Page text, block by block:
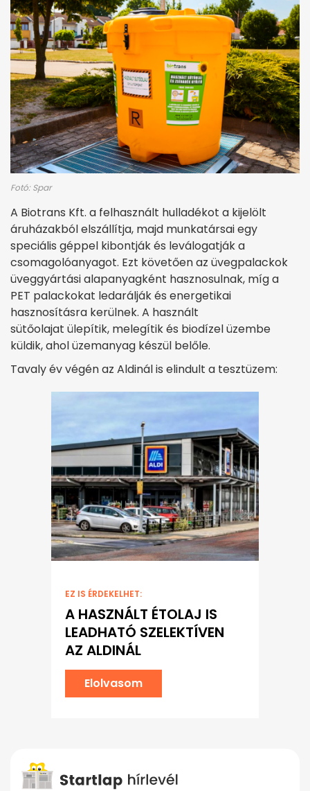
Fotó: Spar
A Biotrans Kft. a felhasznált hulladékot a kijelölt
áruházakból elszállítja, majd munkatársai egy
speciális géppel kibontják és leválogatják a
csomagolóanyagot. Ezt követően az üvegpalackok
üveggyártási alapanyagként hasznosulnak, míg a
PET palackokat ledarálják és energetikai
hasznosításra kerülnek. A használt
sütőolajat ülepítik, melegítik és biodízel üzembe
küldik, ahol üzemanyag készül belőle.
Tavaly év végén az Aldinál is elindult a tesztüzem:
EZ IS ÉRDEKELHET:
A HASZNÁLT ÉTOLAJ IS
LEADHATÓ SZELEKTÍVEN
AZ ALDINÁL
Elolvasom